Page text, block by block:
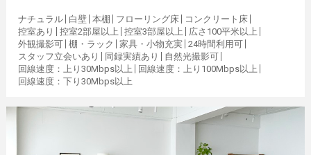
ナチュラル 白壁 本棚 フローリング床
コンクリート床
控室あり
控室2部屋以上 控室3部屋以上
広さ100平米以上
外観撮影可 棚・ラック 家具・小物充実 24時間利用可
スタッフ立会いあり
同録実績あり
自然光撮影可
回線速度：上り30Mbps以上
回線速度：上り100Mbps以上
回線速度：下り30Mbps以上